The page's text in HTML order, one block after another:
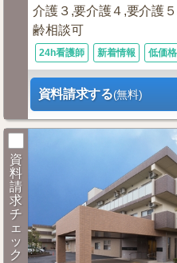
介護３,要介護４,要介護
齢相談可
24h看護師 新着情報 低価格
資料請求する(無料)
資
料
請
求
チ
ェ
ッ
ク